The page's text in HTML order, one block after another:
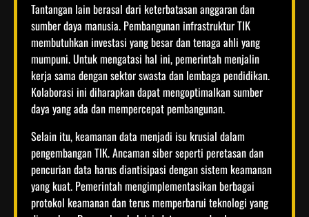
Tantangan lain berasal dari keterbatasan anggaran dan
sumber daya manusia. Pembangunan infrastruktur TIK
membutuhkan investasi yang besar dan tenaga ahli yang
mumpuni. Untuk mengatasi hal ini, pemerintah menjalin
kerja sama dengan sektor swasta dan lembaga pendidikan.
Kolaborasi ini diharapkan dapat mengoptimalkan sumber
daya yang ada dan mempercepat pembangunan.
Selain itu, keamanan data menjadi isu krusial dalam
pengembangan TIK. Ancaman siber seperti peretasan dan
pencurian data harus diantisipasi dengan sistem keamanan
yang kuat. Pemerintah mengimplementasikan berbagai
protokol keamanan dan terus memperbarui teknologi yang